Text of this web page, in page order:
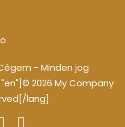
- Minden jog
2026 My Company
lang]